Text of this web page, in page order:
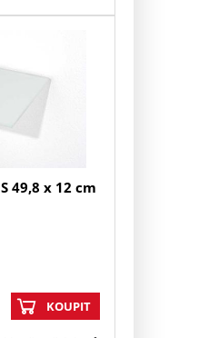
S 49,8 x 12 cm
KOUPIT